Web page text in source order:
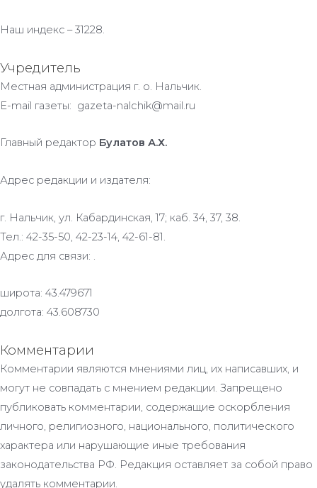
Наш индекс – 31228.
Учредитель
Местная администрация г. о. Нальчик.
E-mail газеты: gazeta-nalchik@mail.ru
Главный редактор Булатов А.Х.
Адрес редакции и издателя:
г. Нальчик, ул. Кабардинская, 17; каб. 34, 37, 38.
Тел.: 42-35-50, 42-23-14, 42-61-81.
Адрес для связи: .
широта: 43.479671
долгота: 43.608730
Комментарии
Комментарии являются мнениями лиц, их написавших, и
могут не совпадать с мнением редакции. Запрещено
публиковать комментарии, содержащие оскорбления
личного, религиозного, национального, политического
характера или нарушающие иные требования
законодательства РФ. Редакция оставляет за собой право
удалять комментарии.